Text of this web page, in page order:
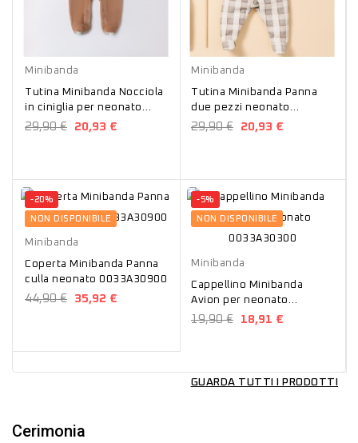
Minibanda
Tutina Minibanda Nocciola
in ciniglia per neonato
0283A64500
29,90 € 20,93 €
Panna
Minibanda
Tutina Minibanda Panna
due pezzi neonato
0023A66000
29,90 € 20,93 €
Panna
-20%
NON DISPONIBILE
Minibanda
Coperta Minibanda Panna
culla neonato 0033A30900
44,90 € 35,92 €
-5%
NON DISPONIBILE
Minibanda
Cappellino Minibanda
Avion per neonato
0033A30300
19,90 € 18,91 €
GUARDA TUTTI I PRODOTTI
Cerimonia